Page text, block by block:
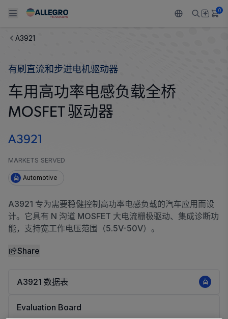
Back To Main Menu
产品
Back To Main Menu
应用
Technologies
Back To Main Menu
技术支持
设计和开发
软件门户
Back To Main Menu
技术资源
Resource Center
Back To Main Menu
关于 ALLEGRO
Growth and Inclusion
联系我们
0
A3921
有刷直流和步进电机驱动器
车用高功率电感负载全桥
MOSFET 驱动器
A3921
MARKETS SERVED
Automotive
A3921 专为需要稳健控制高功率电感负载的汽车应用而设
计。它具有 N 沟道 MOSFET 大电流栅极驱动、集成诊断功
能，支持宽工作电压范围（5.5V-50V）。
Share
A3921 数据表
Evaluation Board